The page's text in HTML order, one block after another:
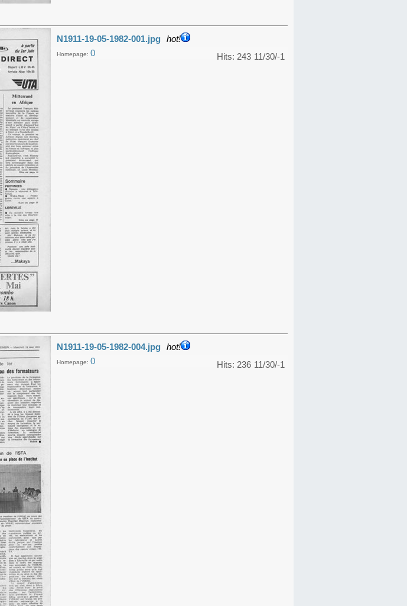
N1911-19-05-1982-001.jpg hot!
11/30/-1
Hits: 243
Homepage: 0
N1911-19-05-1982-004.jpg hot!
11/30/-1
Hits: 236
Homepage: 0